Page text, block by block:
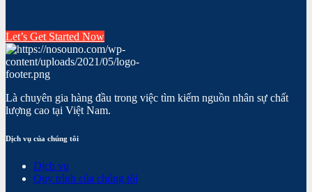
Let’s Get Started Now
Là chuyên gia hàng đầu trong việc tìm kiếm nguồn nhân sự chất
lượng cao tại Việt Nam.
Dịch vụ của chúng tôi
Dịch vụ
Quy trình của chúng tôi